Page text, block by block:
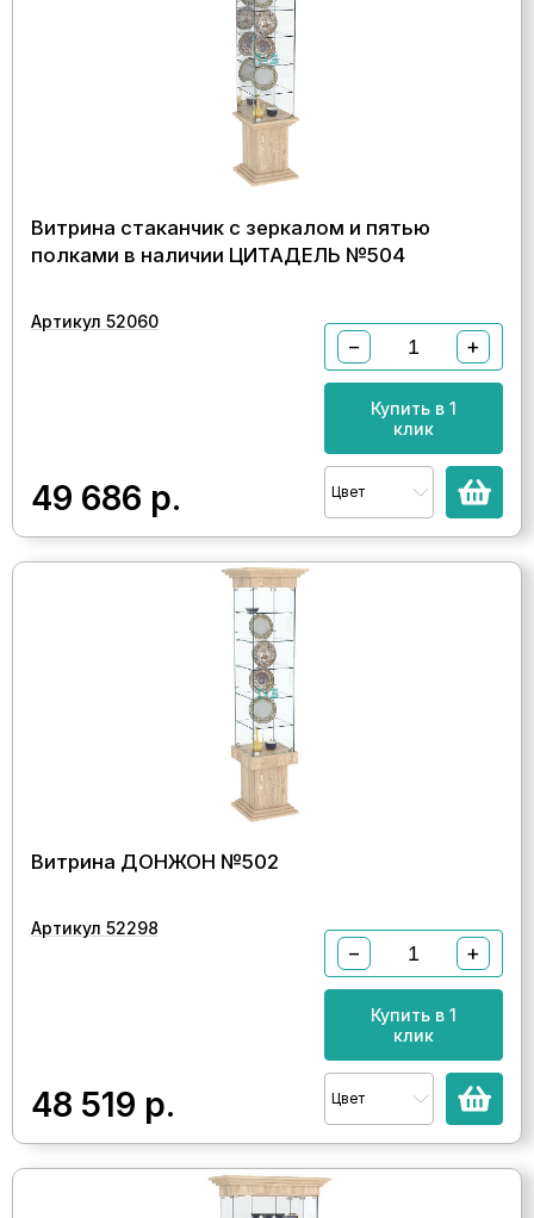
Витрина стаканчик с зеркалом и пятью
полками в наличии ЦИТАДЕЛЬ №504
Артикул 52060
49 686 р.
− +
Купить в 1
клик
Цвет
Витрина ДОНЖОН №502
Артикул 52298
48 519 р.
− +
Купить в 1
клик
Цвет